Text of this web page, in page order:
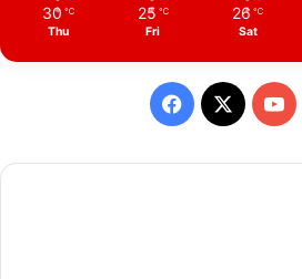
30 ℃
Thu
25 ℃
Fri
26 ℃
Sat
Facebook
X